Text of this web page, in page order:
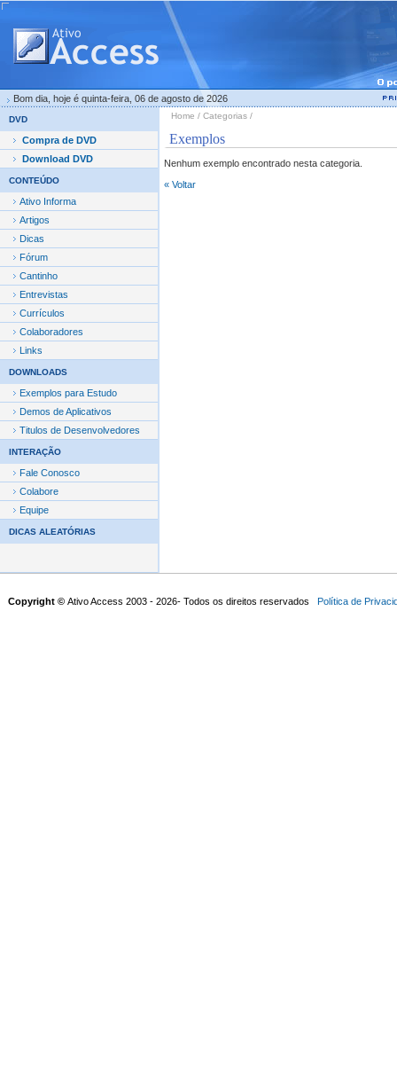
Bom dia, hoje é quinta-feira, 06 de agosto de 2026
DVD
Compra de DVD
Download DVD
CONTEÚDO
Ativo Informa
Artigos
Dicas
Fórum
Cantinho
Entrevistas
Currículos
Colaboradores
Links
DOWNLOADS
Exemplos para Estudo
Demos de Aplicativos
Titulos de Desenvolvedores
INTERAÇÃO
Fale Conosco
Colabore
Equipe
DICAS ALEATÓRIAS
Home / Categorias /
Exemplos
Nenhum exemplo encontrado nesta categoria.
« Voltar
Copyright © Ativo Access 2003 - 2026- Todos os direitos reservados Política de